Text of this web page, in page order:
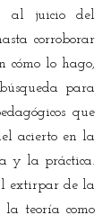
al juicio del
corroborar
cómo lo hago,
para
que
acierto en la
y la práctica.
extirpar de la
la teoría como